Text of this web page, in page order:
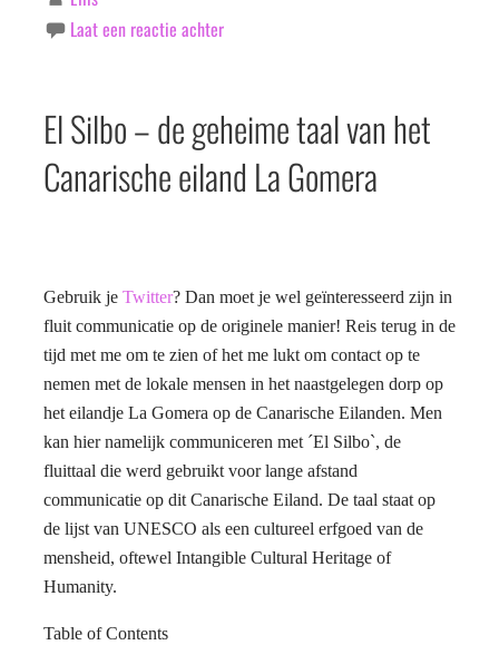
Laat een reactie achter
El Silbo – de geheime taal van het
Canarische eiland La Gomera
Gebruik je Twitter? Dan moet je wel geïnteresseerd zijn in
fluit communicatie op de originele manier! Reis terug in de
tijd met me om te zien of het me lukt om contact op te
nemen met de lokale mensen in het naastgelegen dorp op
het eilandje La Gomera op de Canarische Eilanden. Men
kan hier namelijk communiceren met ´El Silbo`, de
fluittaal die werd gebruikt voor lange afstand
communicatie op dit Canarische Eiland. De taal staat op
de lijst van UNESCO als een cultureel erfgoed van de
mensheid, oftewel Intangible Cultural Heritage of
Humanity.
Table of Contents